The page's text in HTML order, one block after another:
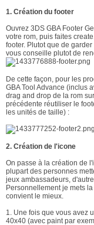
1. Création du footer
Ouvrez 3DS GBA Footer
votre rom, puis faites
footer. Plutot que de
vous conseille plutot de
De cette façon, pour les
GBA Tool Advance (inclus
drag and drop de la rom
précédente réutiliser le
les unités de taille) :
2. Création de l'icone
On passe à la création de
plupart des personnes
jeux ambassadeurs,
Personnellement je mets
convient le mieux.
1. Une fois que vous avez
40x40 (avec paint par